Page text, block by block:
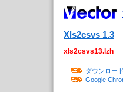
Xls2csvs 1.3
xls2csvs13.lzh
ダウンロー
Google